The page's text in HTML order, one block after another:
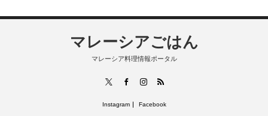
マレーシアごはん
マレーシア料理情報ポータル
FacebookInstagram
RSS
Instagram Facebook